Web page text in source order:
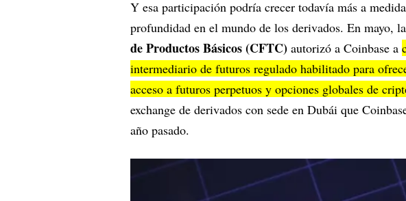
Y esa participación podría crecer todavía más a
profundidad en el mundo de los derivados. En mayo, la
de Productos Básicos (CFTC) autorizó a Coinbase a
intermediario de futuros regulado habilitado para
acceso a futuros perpetuos y opciones globales de
exchange de derivados con sede en Dubái que
año pasado.